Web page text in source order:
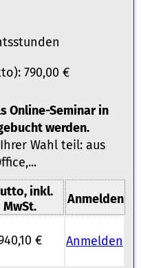
790,00 €
Online-Seminar in
werden.
Wahl teil: aus
inkl.
MwSt.
Anmelden
€ Anmelden